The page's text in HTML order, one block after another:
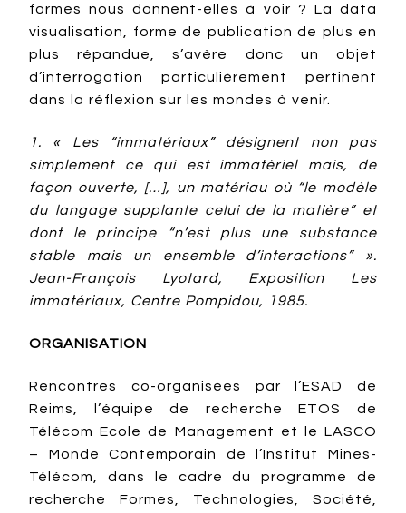
formes nous donnent-elles à voir ? La data
visualisation, forme de publication de plus en
plus répandue, s’avère donc un objet
d’interrogation particulièrement pertinent
dans la réflexion sur les mondes à venir.
1. « Les “immatériaux” désignent non pas
simplement ce qui est immatériel mais, de
façon ouverte, […], un matériau où “le modèle
du langage supplante celui de la matière” et
dont le principe “n’est plus une substance
stable mais un ensemble d’interactions” ».
Jean-François Lyotard, Exposition Les
immatériaux, Centre Pompidou, 1985.
ORGANISATION
Rencontres co-organisées par l’ESAD de
Reims, l’équipe de recherche ETOS de
Télécom Ecole de Management et le LASCO
– Monde Contemporain de l’Institut Mines-
Télécom, dans le cadre du programme de
recherche Formes, Technologies, Société,